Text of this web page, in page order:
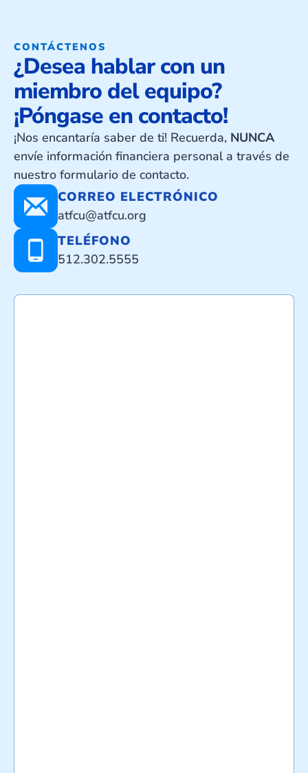
CONTÁCTENOS
¿Desea hablar con un
miembro del equipo?
¡Póngase en contacto!
¡Nos encantaría saber de ti! Recuerda, NUNCA
envíe información financiera personal a través de
nuestro formulario de contacto.
CORREO ELECTRÓNICO
atfcu@atfcu.org
TELÉFONO
512.302.5555